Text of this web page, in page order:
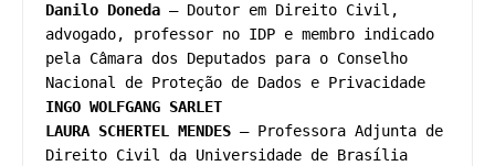
Danilo Doneda – Doutor em Direito Civil,
advogado, professor no IDP e membro indicado
pela Câmara dos Deputados para o Conselho
INGO WOLFGANG SARLET
LAURA SCHERTEL MENDES – Professora Adjunta de
Direito Civil da Universidade de Brasília